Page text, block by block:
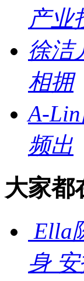
产业
徐洁
相拥
A-
频出
大家都
Ella
身